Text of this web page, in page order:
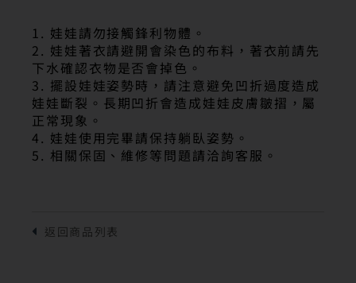
1. 娃娃請勿接觸鋒利物體。
2. 娃娃著衣請避開會染色的布料，著衣前請先
下水確認衣物是否會掉色。
3. 擺設娃娃姿勢時，請注意避免凹折過度造成
娃娃斷裂。長期凹折會造成娃娃皮膚皺摺，屬
正常現象。
4. 娃娃使用完畢請保持躺臥姿勢。
5. 相關保固、維修等問題請洽詢客服。